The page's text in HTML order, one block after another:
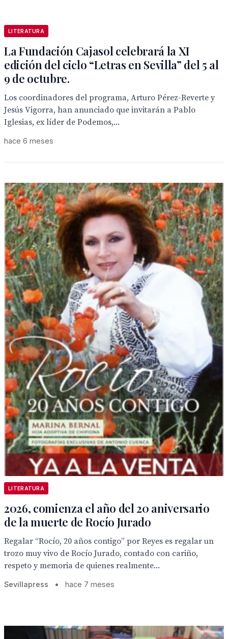
LITERATURA
La Fundación Cajasol celebrará la XI
edición del ciclo “Letras en Sevilla” del 5 al
9 de octubre.
Los coordinadores del programa, Arturo Pérez-Reverte y
Jesús Vigorra, han anunciado que invitarán a Pablo
Iglesias, ex líder de Podemos,...
hace 6 meses
LITERATURA
2026, comienza el año del 20 aniversario
de la muerte de Rocío Jurado
Regalar “Rocío, 20 años contigo” por Reyes es regalar un
trozo muy vivo de Rocío Jurado, contado con cariño,
respeto y memoria de quienes realmente...
Sevillapress • hace 7 meses